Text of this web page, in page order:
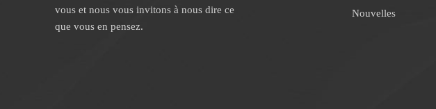
vous et nous vous invitons à nous dire ce
que vous en pensez.
Nouvelles